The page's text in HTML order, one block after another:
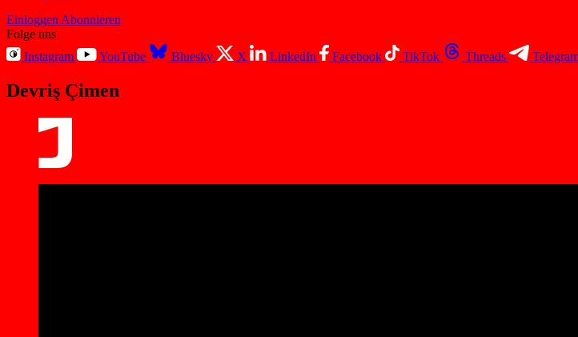
Einloggen Abonnieren
Folge uns
Instagram
YouTube Bluesky X LinkedIn Facebook TikTok Threads
Devriş Çimen